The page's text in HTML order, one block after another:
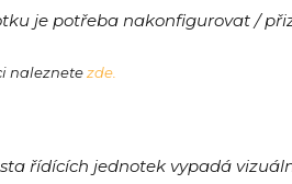
je potřeba nakonfigurovat /
naleznetezde.
řídících jednotek vypadá